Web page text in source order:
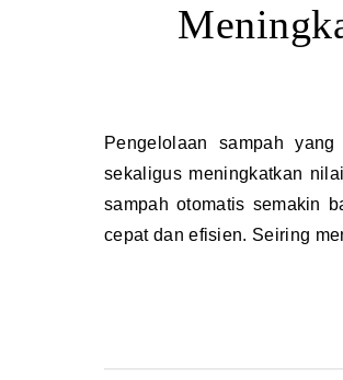
Pengelolaan sampah yang baik menjadi salah satu faktor penting dalam menjaga kebersihan lingkungan
sekaligus meningkatkan
sampah otomatis semakin
cepat dan efisien. Seiring